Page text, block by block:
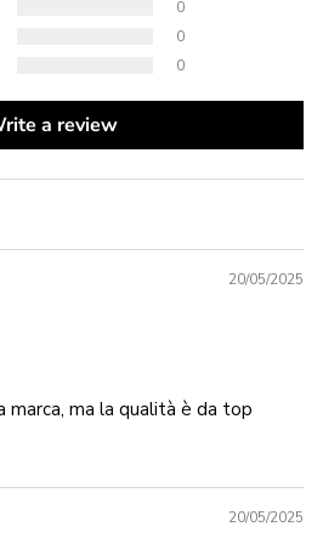
0
0
0
a review
20/05/2025
marca, ma la qualità è da top
20/05/2025